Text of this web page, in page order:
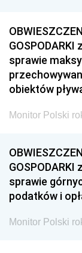
sprawie
obiektów
Monitor Polski
sprawie
podatków i
Monitor Polski